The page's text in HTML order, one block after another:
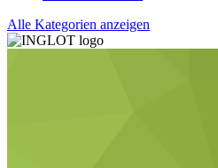
Alle Kategorien anzeigen